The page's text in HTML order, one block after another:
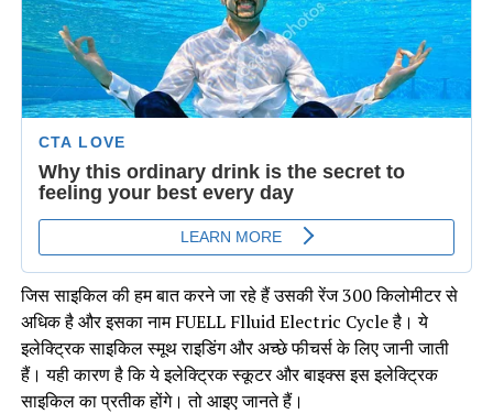
जिस साइकिल की हम बात करने जा रहे हैं उसकी रेंज 300 किलोमीटर से
अधिक है और इसका नाम FUELL Flluid Electric Cycle है। ये
इलेक्ट्रिक साइकिल स्मूथ राइडिंग और अच्छे फीचर्स के लिए जानी जाती
हैं। यही कारण है कि ये इलेक्ट्रिक स्कूटर और बाइक्स इस इलेक्ट्रिक
साइकिल का प्रतीक होंगे। तो आइए जानते हैं।